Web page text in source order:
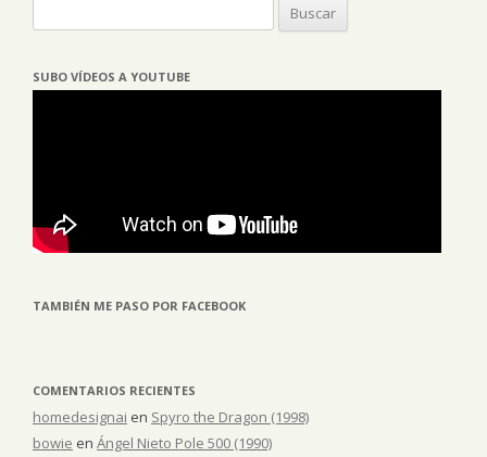
SUBO VÍDEOS A YOUTUBE
TAMBIÉN ME PASO POR FACEBOOK
COMENTARIOS RECIENTES
homedesignai en Spyro the Dragon (1998)
bowie en Ángel Nieto Pole 500 (1990)